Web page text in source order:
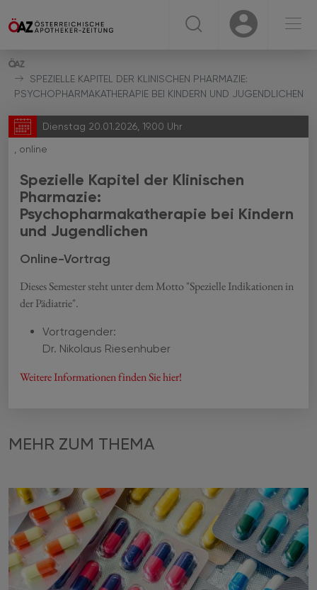
USER USER ☰
SPEZIELLE KAPITEL DER KLINISCHEN PHARMAZIE:
PSYCHOPHARMAKATHERAPIE BEI KINDERN UND JUGENDLICHEN
Dienstag 20.01.2026, 19.00 Uhr
, online
Spezielle Kapitel der Klinischen
Pharmazie:
Psychopharmakatherapie bei Kindern
und Jugendlichen
Online-Vortrag
Dieses Semester steht unter dem Motto "Spezielle Indikationen in
der Pädiatrie".
Vortragender:
Dr. Nikolaus Riesenhuber
Weitere Informationen finden Sie hier!
MEHR ZUM THEMA